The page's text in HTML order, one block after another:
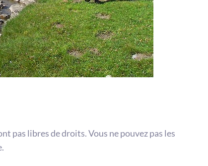
pas libres de droits. Vous ne pouvez pas les